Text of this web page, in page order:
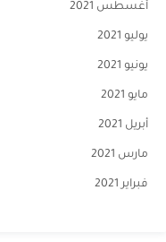
أغسطس 2021
يوليو 2021
يونيو 2021
مايو 2021
أبريل 2021
مارس 2021
فبراير 2021